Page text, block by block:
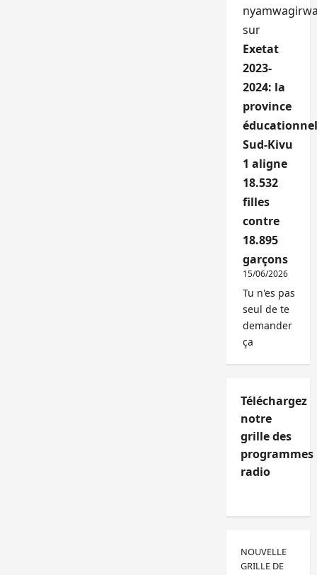
sur
Exetat
2023-
2024: la
province
Sud-Kivu
1 aligne
18.532
filles
contre
18.895
garçons
15/06/2026
Tu n'es pas
seul de te
demander
ça
Téléchargez
notre
grille des
programmes
radio
NOUVELLE
GRILLE DE